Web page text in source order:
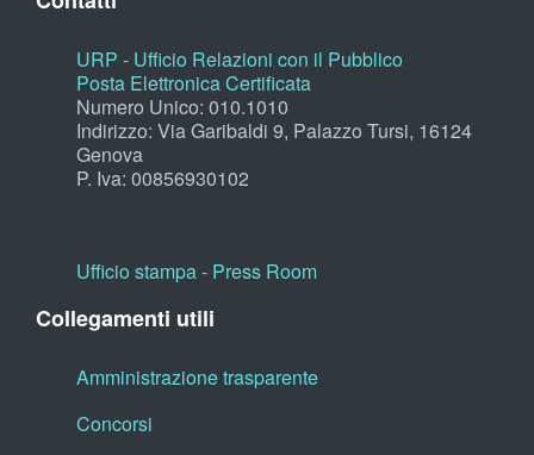
URP - Ufficio Relazioni con il Pubblico
Posta Elettronica Certificata
Numero Unico: 010.1010
Indirizzo: Via Garibaldi 9, Palazzo Tursi, 16124
Genova
P. Iva: 00856930102
Ufficio stampa - Press Room
Collegamenti utili
Amministrazione trasparente
Concorsi